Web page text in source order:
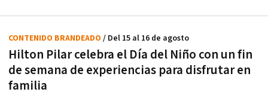
Hilton Pilar celebra el Día del Niño con un fin
de semana de experiencias para disfrutar en
familia
CONTENIDO BRANDEADO / Del 15 al 16 de agosto